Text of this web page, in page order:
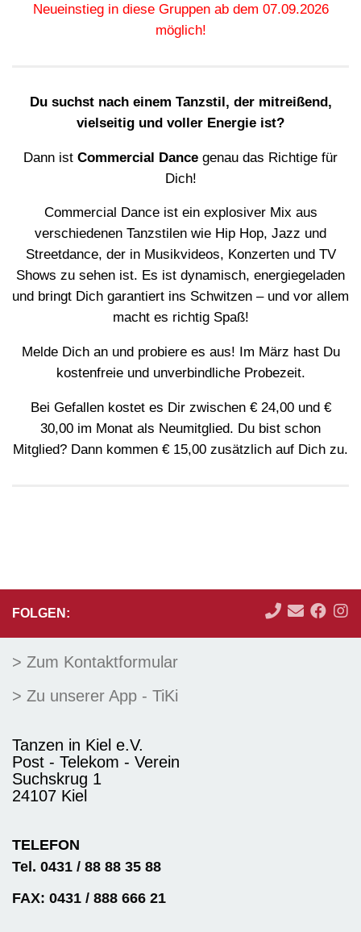
Neueinstieg in diese Gruppen ab dem 07.09.2026
möglich!
Du suchst nach einem Tanzstil, der mitreißend,
vielseitig und voller Energie ist?
Dann ist Commercial Dance genau das Richtige für
Dich!
Commercial Dance ist ein explosiver Mix aus
verschiedenen Tanzstilen wie Hip Hop, Jazz und
Streetdance, der in Musikvideos, Konzerten und TV
Shows zu sehen ist. Es ist dynamisch, energiegeladen
und bringt Dich garantiert ins Schwitzen – und vor allem
macht es richtig Spaß!
Melde Dich an und probiere es aus! Im März hast Du
kostenfreie und unverbindliche Probezeit.
Bei Gefallen kostet es Dir zwischen € 24,00 und €
30,00 im Monat als Neumitglied. Du bist schon
Mitglied? Dann kommen € 15,00 zusätzlich auf Dich zu.
FOLGEN:
> Zum Kontaktformular
> Zu unserer App - TiKi
Tanzen in Kiel e.V.
Post - Telekom - Verein
Suchskrug 1
24107 Kiel
TELEFON
Tel. 0431 / 88 88 35 88
FAX: 0431 / 888 666 21